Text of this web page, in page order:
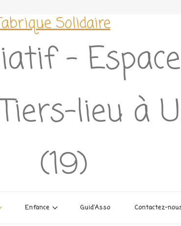
Solidaire
–
lieu à
(19)
Enfance Guid’Asso Contactez-